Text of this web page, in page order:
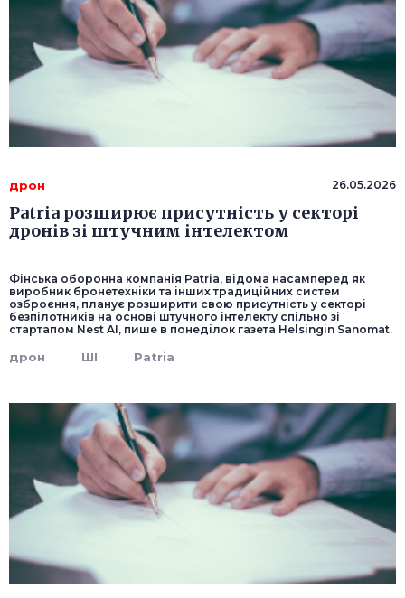
дрон 26.05.2026
Patria розширює присутність у секторі
дронів зі штучним інтелектом
Фінська оборонна компанія Patria, відома насамперед як
виробник бронетехніки та інших традиційних систем
озброєння, планує розширити свою присутність у секторі
безпілотників на основі штучного інтелекту спільно зі
стартапом Nest AI, пише в понеділок газета Helsingin Sanomat.
дрон ШІ Patria